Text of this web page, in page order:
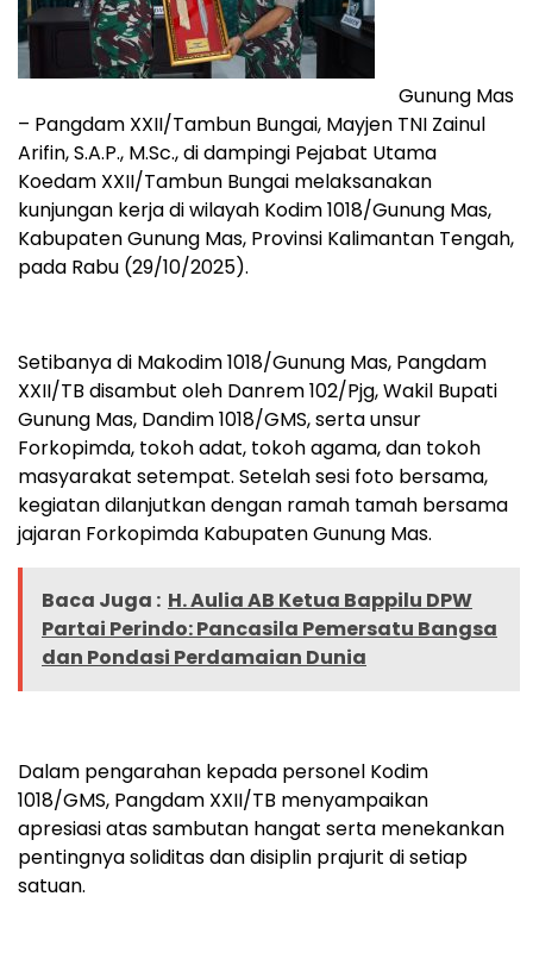
Gunung Mas
– Pangdam XXII/Tambun Bungai, Mayjen TNI Zainul
Arifin, S.A.P., M.Sc., di dampingi Pejabat Utama
Koedam XXII/Tambun Bungai melaksanakan
kunjungan kerja di wilayah Kodim 1018/Gunung Mas,
Kabupaten Gunung Mas, Provinsi Kalimantan Tengah,
pada Rabu (29/10/2025).
Setibanya di Makodim 1018/Gunung Mas, Pangdam
XXII/TB disambut oleh Danrem 102/Pjg, Wakil Bupati
Gunung Mas, Dandim 1018/GMS, serta unsur
Forkopimda, tokoh adat, tokoh agama, dan tokoh
masyarakat setempat. Setelah sesi foto bersama,
kegiatan dilanjutkan dengan ramah tamah bersama
jajaran Forkopimda Kabupaten Gunung Mas.
Baca Juga : H. Aulia AB Ketua Bappilu DPW
Partai Perindo: Pancasila Pemersatu Bangsa
dan Pondasi Perdamaian Dunia
Dalam pengarahan kepada personel Kodim
1018/GMS, Pangdam XXII/TB menyampaikan
apresiasi atas sambutan hangat serta menekankan
pentingnya soliditas dan disiplin prajurit di setiap
satuan.